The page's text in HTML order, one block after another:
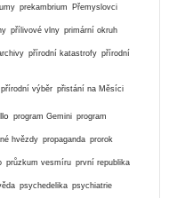
prekambrium Přemyslovci
přílivové vlny primární okruh
přírodní katastrofy přírodní
přírodní výběr přistání na Měsíci
program Gemini program
hvězdy propaganda prorok
průzkum vesmíru první republika
psychedelika psychiatrie